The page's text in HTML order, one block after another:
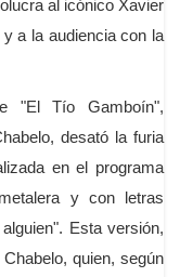
al icónico Xavier
a la audiencia con la
"El Tío Gamboín",
desató la furia
en el programa
y con letras
Esta versión,
quien, según